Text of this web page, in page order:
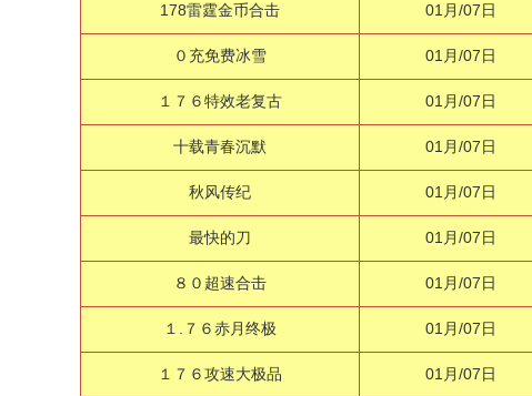
178雷霆金币合击 01月/07日
０充免费冰雪 01月/07日
１７６特效老复古 01月/07日
十载青春沉默 01月/07日
秋风传纪 01月/07日
最快的刀 01月/07日
８０超速合击 01月/07日
１.７６赤月终极 01月/07日
１７６攻速大极品 01月/07日